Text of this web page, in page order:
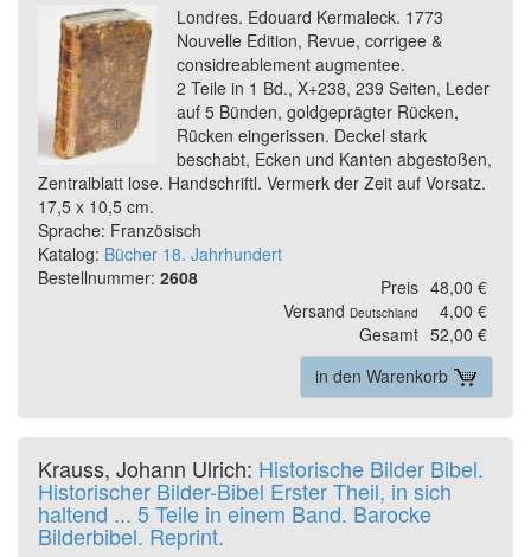
Londres. Edouard Kermaleck. 1773
Nouvelle Edition, Revue, corrigee &
considreablement augmentee.
2 Teile in 1 Bd., X+238, 239 Seiten, Leder
auf 5 Bünden, goldgeprägter Rücken,
Rücken eingerissen. Deckel stark
beschabt, Ecken und Kanten abgestoßen,
Zentralblatt lose. Handschriftl. Vermerk der Zeit auf Vorsatz.
17,5 x 10,5 cm.
Sprache: Französisch
Katalog: Bücher 18. Jahrhundert
Bestellnummer: 2608 Preis 48,00 €
Versand Deutschland
4,00 €
Gesamt 52,00 €
in den Warenkorb
Krauss, Johann Ulrich: Historische Bilder Bibel.
Historischer Bilder-Bibel Erster Theil, in sich
haltend ... 5 Teile in einem Band. Barocke
Bilderbibel. Reprint.